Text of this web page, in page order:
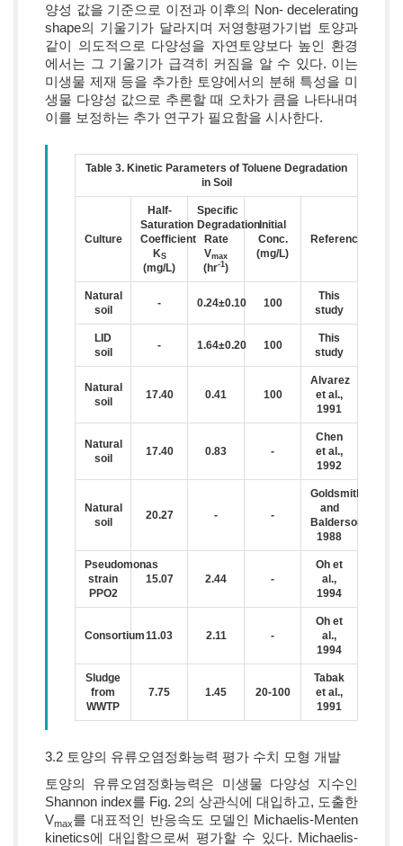
양성 값을 기준으로 이전과 이후의 Non- decelerating
shape의 기울기가 달라지며 저영향평가기법 토양과
같이 의도적으로 다양성을 자연토양보다 높인 환경
에서는 그 기울기가 급격히 커짐을 알 수 있다. 이는
미생물 제재 등을 추가한 토양에서의 분해 특성을 미
생물 다양성 값으로 추론할 때 오차가 큼을 나타내며
이를 보정하는 추가 연구가 필요함을 시사한다.
Table 3. Kinetic Parameters of Toluene Degradation
in Soil
Culture
Half-
Saturation
Coefficient
KS
(mg/L)
Specific
Degradation
Rate
Vmax
(hr-1)
Initial
Conc.
(mg/L)
Reference
Natural
soil
- 0.24±0.10 100
This
study
LID
soil
- 1.64±0.20 100
This
study
Natural
soil
17.40 0.41 100
Alvarez
et al.,
1991
Natural
soil
17.40 0.83 -
Chen
et al.,
1992
Natural
soil
20.27 - -
Goldsmith
and
Balderson,
1988
Pseudomonas
strain
PPO2
15.07 2.44 -
Oh et
al.,
1994
Consortium11.03 2.11 -
Oh et
al.,
1994
Sludge
from
WWTP
7.75 1.45 20-100
Tabak
et al.,
1991
3.2 토양의 유류오염정화능력 평가 수치 모형 개발
토양의 유류오염정화능력은 미생물 다양성 지수인
Shannon index를 Fig. 2의 상관식에 대입하고, 도출한
Vmax를 대표적인 반응속도 모델인 Michaelis-Menten
kinetics에 대입함으로써 평가할 수 있다. Michaelis-